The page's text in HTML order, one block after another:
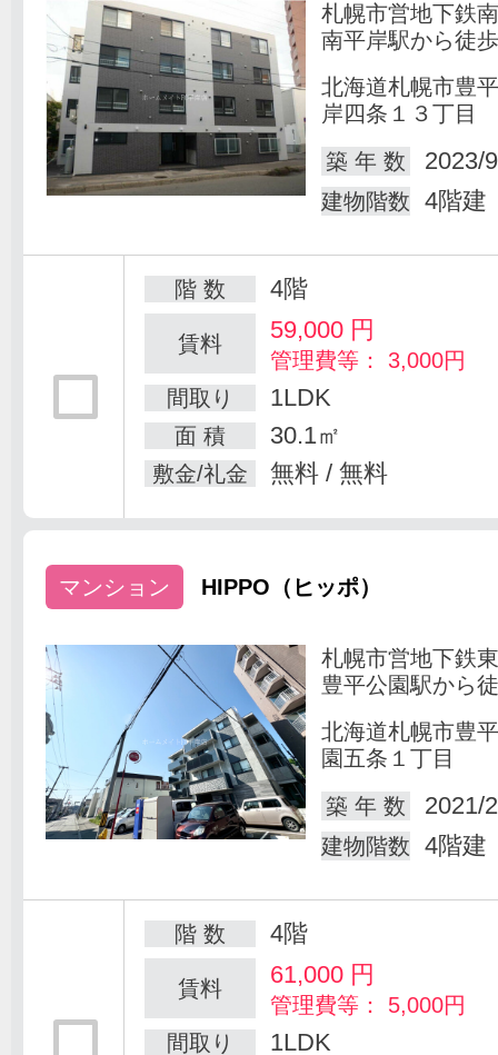
札幌市営地下鉄
南平岸駅から徒
北海道札幌市豊
岸四条１３丁目
築 年 数
2023/
建物階数 4階建
階 数 4階
賃料 59,000円
管理費等： 3,000円
間取り
1LDK
面 積 30.1㎡
敷金/礼金 無料 / 無料
マンション HIPPO（ヒッポ）
札幌市営地下鉄
豊平公園駅から
北海道札幌市豊
園五条１丁目
築 年 数
2021/
建物階数 4階建
階 数 4階
賃料 61,000円
管理費等： 5,000円
間取り
1LDK